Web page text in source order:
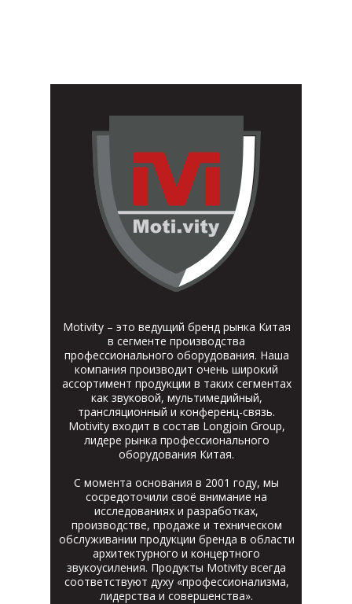
Motivity – это ведущий бренд рынка Китая
в сегменте производства
профессионального оборудования. Наша
компания производит очень широкий
ассортимент продукции в таких сегментах
как звуковой, мультимедийный,
трансляционный и конференц-связь.
Motivity входит в состав Longjoin Group,
лидере рынка профессионального
оборудования Китая.
С момента основания в 2001 году, мы
сосредоточили своё внимание на
исследованиях и разработках,
производстве, продаже и техническом
обслуживании продукции бренда в области
архитектурного и концертного
звукоусиления. Продукты Motivity всегда
соответствуют духу «профессионализма,
лидерства и совершенства».